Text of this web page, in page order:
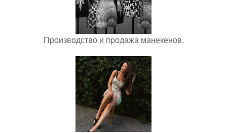
Производство и продажа манекенов.